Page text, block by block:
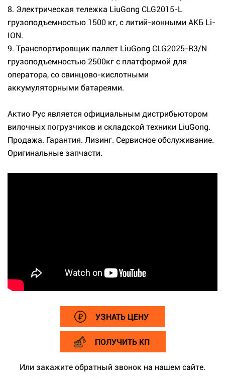
8. Электрическая тележка LiuGong CLG2015-L
грузоподъемностью 1500 кг, с литий-ионными АКБ Li-
ION.
9. Транспортировщик паллет LiuGong CLG2025-R3/N
грузоподъемностью 2500кг с платформой для
оператора, со свинцово-кислотными
аккумуляторными батареями.
Актио Рус является официальным дистрибьютором
вилочных погрузчиков и складской техники LiuGong.
Продажа. Гарантия. Лизинг. Сервисное обслуживание.
Оригинальные запчасти.
УЗНАТЬ ЦЕНУ
ПОЛУЧИТЬ КП
Или закажите обратный звонок на нашем сайте.